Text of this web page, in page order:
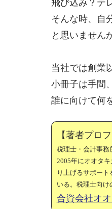
飛び込み？テ
そんな時、自
と思いません
当社では創業
小冊子は手間
誰に向けて何
【著者プロ
税理士・会計事務
2005年にオオタ
り上げるサポー
いる。税理士向け
合資会社オ